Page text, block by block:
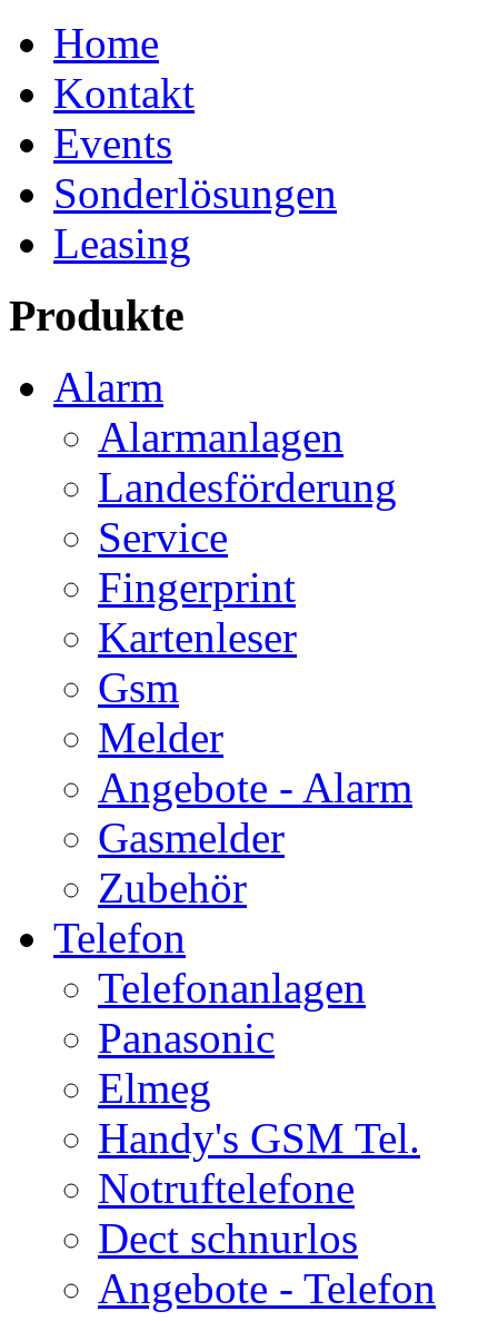
Home
Kontakt
Events
Sonderlösungen
Leasing
Produkte
Alarm
Alarmanlagen
Landesförderung
Service
Fingerprint
Kartenleser
Gsm
Melder
Angebote - Alarm
Gasmelder
Zubehör
Telefon
Telefonanlagen
Panasonic
Elmeg
Handy's GSM Tel.
Notruftelefone
Dect schnurlos
Angebote - Telefon